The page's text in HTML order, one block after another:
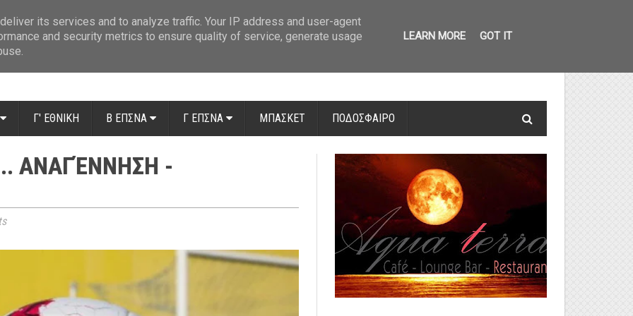
Γ' ΕΘΝΙΚΗ Β ΕΠΣΝΑ Γ ΕΠΣΝΑ ΜΠΑΣΚΕΤ ΠΟΔΟΣΦΑΙΡΟ
ΑΝΑΓΈΝΝΗΣΗ -
its services and to analyze traffic. Your IP address and user-agent
and security metrics to ensure quality of service, generate usage
LEARN MORE GOT IT